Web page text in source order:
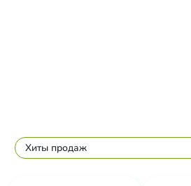
Хиты продаж